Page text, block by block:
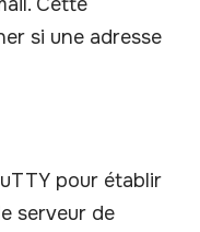
si une adresse
pour établir
serveur de